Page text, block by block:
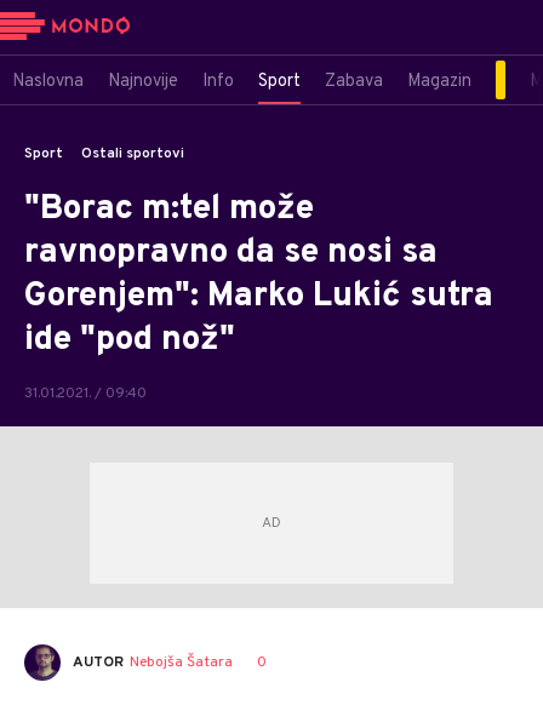
Naslovna Najnovije Info Sport Zabava Magazin
Sport Ostali sportovi
"Borac m:tel može
ravnopravno da se nosi sa
Gorenjem": Marko Lukić sutra
ide "pod nož"
31.01.2021. / 09:40
AUTOR Nebojša Šatara 0